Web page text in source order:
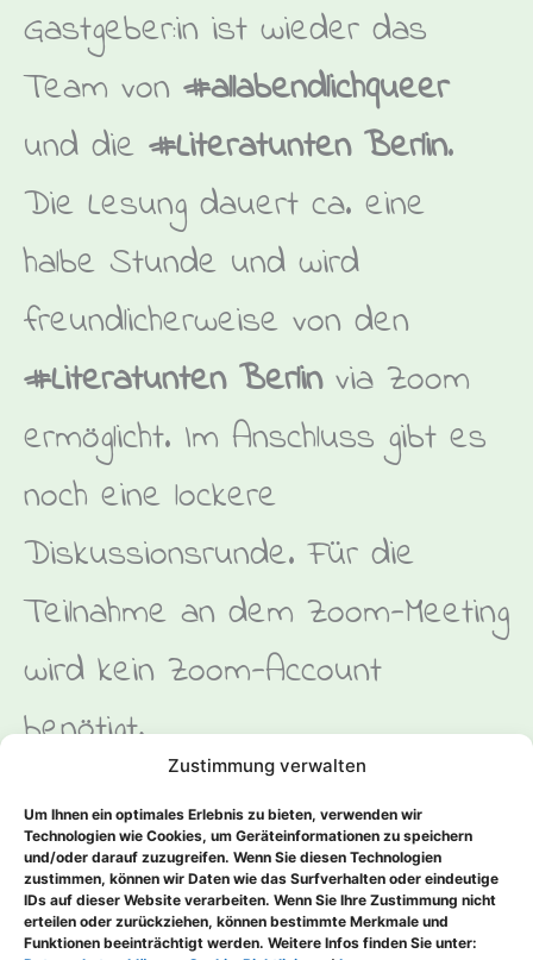
Zustimmung verwalten
Um Ihnen ein optimales Erlebnis zu bieten, verwenden wir
Technologien wie Cookies, um Geräteinformationen zu speichern
und/oder darauf zuzugreifen. Wenn Sie diesen Technologien
zustimmen, können wir Daten wie das Surfverhalten oder eindeutige
IDs auf dieser Website verarbeiten. Wenn Sie Ihre Zustimmung nicht
erteilen oder zurückziehen, können bestimmte Merkmale und
Funktionen beeinträchtigt werden. Weitere Infos finden Sie unter:
Gastgeber:in ist wieder das
Team von #allabendlichqueer
und die #Literatunten Berlin.
Die Lesung dauert ca. eine
halbe Stunde und wird
freundlicherweise von den
#Literatunten Berlinvia Zoom
ermöglicht. Im Anschluss gibt es
noch eine lockere
Diskussionsrunde. Für die
Teilnahme an dem Zoom-Meeting
wird kein Zoom-Account
benötigt.
Genauere Infos zum Termin
folgen Ende Juni/Anfang Juli.
ZURÜCK WEITER